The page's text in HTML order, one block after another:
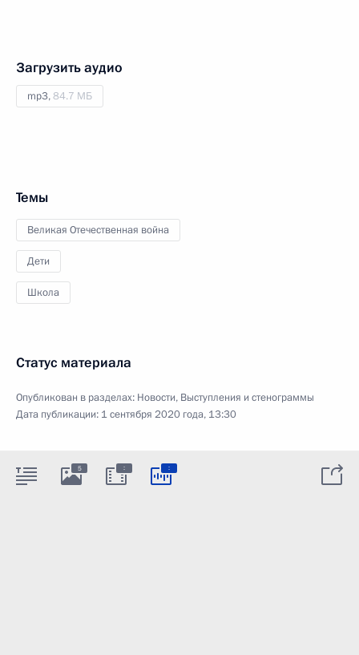
Загрузить аудио
mp3,84.7 МБ
Темы
Великая Отечественная война
Дети
Школа
Статус материала
Опубликован в разделах: Новости, Выступления и стенограммы
Дата публикации: 1 сентября 2020 года, 13:30
5 : :